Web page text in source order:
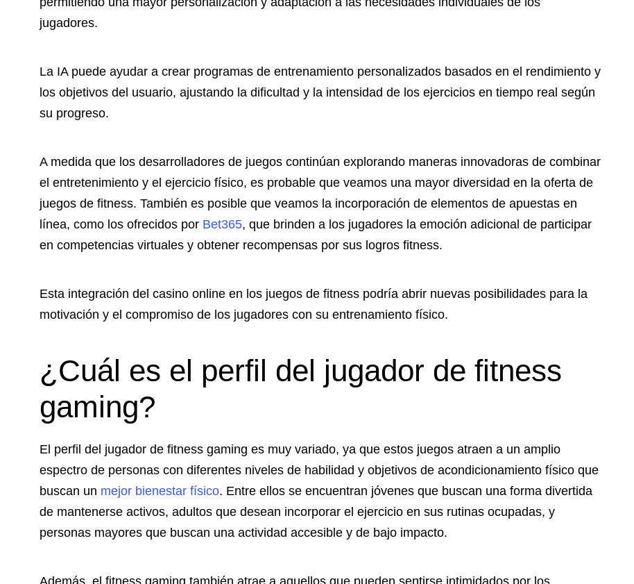
jugadores.
La IA puede ayudar a crear programas de entrenamiento personalizados basados en el rendimiento y
los objetivos del usuario, ajustando la dificultad y la intensidad de los ejercicios en tiempo real según
su progreso.
A medida que los desarrolladores de juegos continúan explorando maneras innovadoras de combinar
el entretenimiento y el ejercicio físico, es probable que veamos una mayor diversidad en la oferta de
juegos de fitness. También es posible que veamos la incorporación de elementos de apuestas en
línea, como los ofrecidos por Bet365, que brinden a los jugadores la emoción adicional de participar
en competencias virtuales y obtener recompensas por sus logros fitness.
Esta integración del casino online en los juegos de fitness podría abrir nuevas posibilidades para la
motivación y el compromiso de los jugadores con su entrenamiento físico.
¿Cuál es el perfil del jugador de fitness
gaming?
El perfil del jugador de fitness gaming es muy variado, ya que estos juegos atraen a un amplio
espectro de personas con diferentes niveles de habilidad y objetivos de acondicionamiento físico que
buscan un mejor bienestar físico. Entre ellos se encuentran jóvenes que buscan una forma divertida
de mantenerse activos, adultos que desean incorporar el ejercicio en sus rutinas ocupadas, y
personas mayores que buscan una actividad accesible y de bajo impacto.